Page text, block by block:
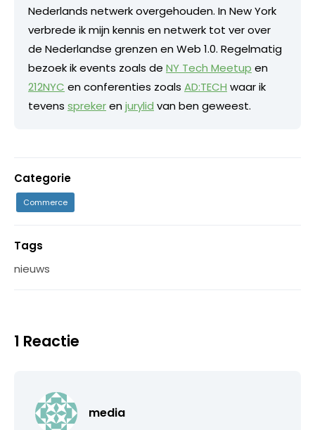
Nederlands netwerk overgehouden. In New York
verbrede ik mijn kennis en netwerk tot ver over
de Nederlandse grenzen en Web 1.0. Regelmatig
bezoek ik events zoals de NY Tech Meetup en
212NYC en conferenties zoals AD:TECH waar ik
tevens sprekerenjurylid van ben geweest.
Categorie
Commerce
Tags
nieuws
1 Reactie
media